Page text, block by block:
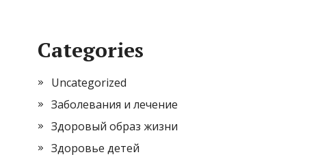
Categories
Uncategorized
Заболевания и лечение
Здоровый образ жизни
Здоровье детей